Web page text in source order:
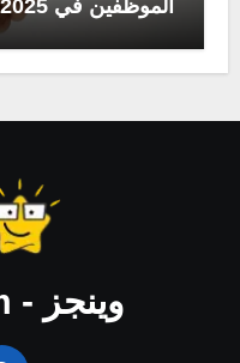
الموظفين في 2025؟ أبرز التحولات المهنية
وينجز - wingiz.com